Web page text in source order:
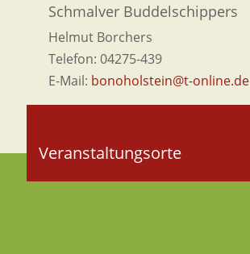
Schmalver Buddelschippers
Helmut Borchers
Telefon: 04275-439
E-Mail: bonoholstein@t-online.de
Veranstaltungsorte